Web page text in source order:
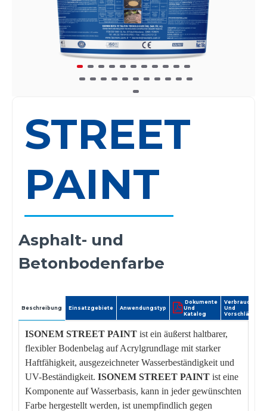
STREET
PAINT
Beschreibung Einsatzgebiete Anwendungstyp
Dokumente
Und
Katalog
Verbrauch
Und
Vorschläge
ISONEM STREET PAINT ist ein äußerst haltbarer,
flexibler Bodenbelag auf Acrylgrundlage mit starker
Haftfähigkeit, ausgezeichneter Wasserbeständigkeit und
UV-Beständigkeit. ISONEM STREET PAINT ist eine
Komponente auf Wasserbasis, kann in jeder gewünschten
Farbe hergestellt werden, ist unempfindlich gegen
Asphalt- und
Betonbodenfarbe